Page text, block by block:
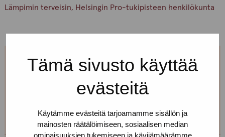
Tämä sivusto käyttää
evästeitä
Käytämme evästeitä tarjoamamme sisällön ja
mainosten räätälöimiseen, sosiaalisen median
Lämpimin terveisin, Helsingin Pro-tukipisteen henkilökunta
Jos et pääse paikalle, mutta haluaisit
tavata, niin ota yhteyttä!